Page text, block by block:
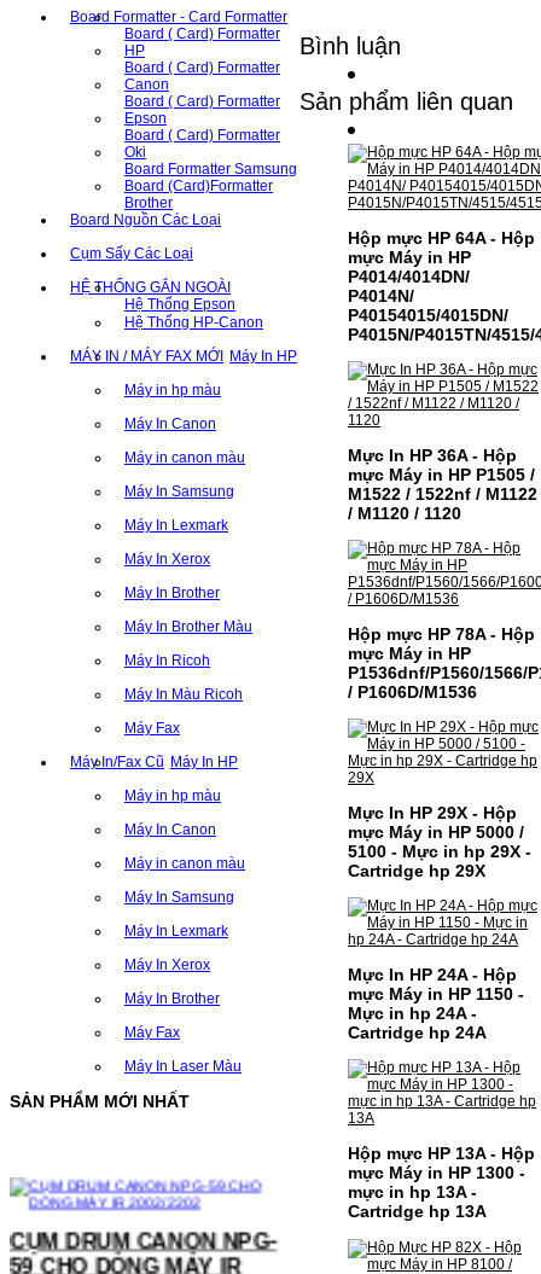
Board Formatter - Card Formatter
Board ( Card) Formatter
HP
Board ( Card) Formatter
Canon
Board ( Card) Formatter
Epson
Board ( Card) Formatter
Oki
Board Formatter Samsung
Board (Card)Formatter
Brother
Board Nguồn Các Loại
Cụm Sấy Các Loại
HỆ THỐNG GẮN NGOÀI
Hệ Thống Epson
Hệ Thống HP-Canon
MÁY IN / MÁY FAX MỚI Máy In HP
Máy in hp màu
Máy In Canon
Máy in canon màu
Máy In Samsung
Máy In Lexmark
Máy In Xerox
Máy In Brother
Máy In Brother Màu
Máy In Ricoh
Máy In Màu Ricoh
Máy Fax
Máy In/Fax Cũ Máy In HP
Máy in hp màu
Máy In Canon
Máy in canon màu
Máy In Samsung
Máy In Lexmark
Máy In Xerox
Máy In Brother
Máy Fax
Máy In Laser Màu
SẢN PHẨM MỚI NHẤT
CỤM DRUM CANON NPG-
2002/2202
Bình luận
Sản phẩm liên quan
Hộp mực HP 64A - Hộp
mực Máy in HP
P4014/4014DN/
P4014N/
P40154015/4015DN/
P4015N/P4015TN/4515/
Mực In HP 36A - Hộp
mực Máy in HP P1505 /
M1522 / 1522nf / M1122
/ M1120 / 1120
Hộp mực HP 78A - Hộp
mực Máy in HP
P1536dnf/P1560/1566/
/ P1606D/M1536
Mực In HP 29X - Hộp
mực Máy in HP 5000 /
5100 - Mực in hp 29X -
Cartridge hp 29X
Mực In HP 24A - Hộp
mực Máy in HP 1150 -
Mực in hp 24A -
Cartridge hp 24A
Hộp mực HP 13A - Hộp
mực Máy in HP 1300 -
mực in hp 13A -
Cartridge hp 13A